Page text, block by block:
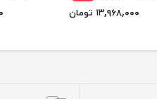
۱۳,۹۶۸,۰۰۰ تومان